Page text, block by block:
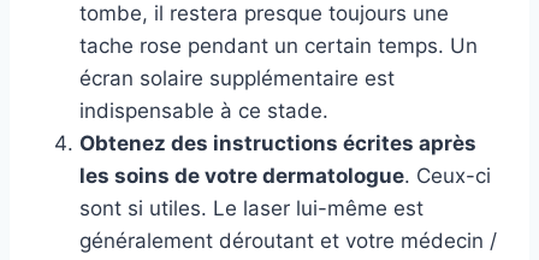
tombe, il restera presque toujours une
tache rose pendant un certain temps. Un
écran solaire supplémentaire est
indispensable à ce stade.
Obtenez des instructions écrites après
les soins de votre dermatologue. Ceux-ci
sont si utiles. Le laser lui-même est
généralement déroutant et votre médecin /